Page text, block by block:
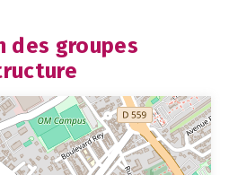
des groupes